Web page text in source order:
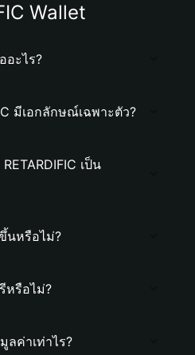
Wallet
อะไร?
มีเอกลักษณ์เฉพาะตัว?
เป็น
นหรือไม่?
หรือไม่?
ลค่าเท่าไร?